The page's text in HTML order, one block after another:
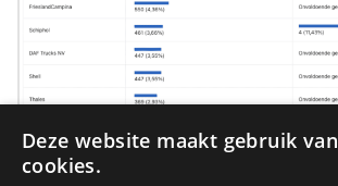
Deze website maakt gebruik van
cookies.